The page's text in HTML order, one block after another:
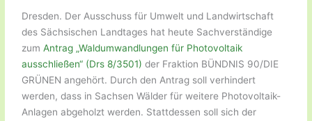
Dresden. Der Ausschuss für Umwelt und Landwirtschaft
des Sächsischen Landtages hat heute Sachverständige
zumAntrag „Waldumwandlungen für Photovoltaik
ausschließen“ (Drs 8/3501) der Fraktion BÜNDNIS 90/DIE
GRÜNEN angehört. Durch den Antrag soll verhindert
werden, dass in Sachsen Wälder für weitere Photovoltaik-
Anlagen abgeholzt werden. Stattdessen soll sich der